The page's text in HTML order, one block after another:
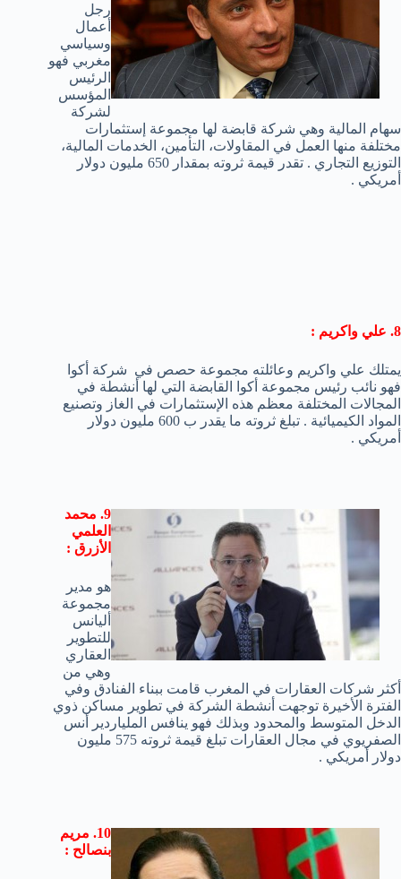
رجل
أعمال
وسياسي
مغربي فهو
الرئيس
المؤسس
لشركة
سهام المالية وهي شركة قابضة لها مجموعة إستثمارات
مختلفة منها العمل في المقاولات، التأمين، الخدمات المالية،
التوزيع التجاري . تقدر قيمة ثروته بمقدار 650 مليون دولار
أمريكي .
8. علي واكريم :
يمتلك علي واكريم وعائلته مجموعة حصص في شركة أكوا
فهو نائب رئيس مجموعة أكوا القابضة التي لها أنشطة في
المجالات المختلفة معظم هذه الإستثمارات في الغاز وتصنيع
المواد الكيميائية . تبلغ ثروته ما يقدر ب 600 مليون دولار
أمريكي .
9. محمد
العلمي
الأزرق :
هو مدير
مجموعة
أليانس
للتطوير
العقاري
وهي من
أكثر شركات العقارات في المغرب قامت ببناء الفنادق وفي
الفترة الأخيرة توجهت أنشطة الشركة في تطوير مساكن ذوي
الدخل المتوسط والمحدود وبذلك فهو ينافس الملياردير أنس
الصفريوي في مجال العقارات تبلغ قيمة ثروته 575 مليون
دولار أمريكي .
10. مريم
بنصالح :